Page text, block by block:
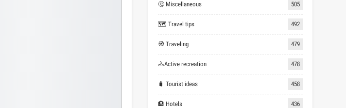
🤔 Miscellaneous 505
🗺 Travel tips 492
🧭 Traveling 479
🚴Active recreation 478
🧳 Tourist ideas 458
🏨 Hotels 436